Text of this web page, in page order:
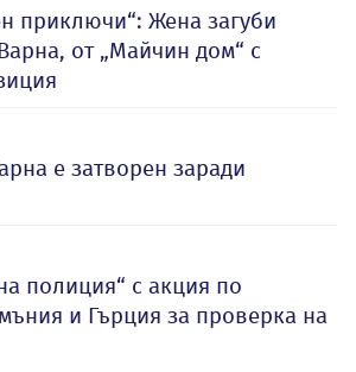
приключи“: Жена загуби
от „Майчин дом“ с
е затворен заради
полиция“ с акция по
и Гърция за проверка на